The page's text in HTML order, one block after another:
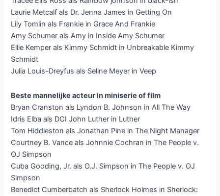
Laurie Metcalf als Dr. Jenna James in Getting On
Lily Tomlin als Frankie in Grace And Frankie
Amy Schumer als Amy in Inside Amy Schumer
Ellie Kemper als Kimmy Schmidt in Unbreakable Kimmy
Schmidt
Julia Louis-Dreyfus als Seline Meyer in Veep
Beste mannelijke acteur in miniserie of film
Bryan Cranston als Lyndon B. Johnson in All The Way
Idris Elba als DCI John Luther in Luther
Tom Hiddleston als Jonathan Pine in The Night Manager
Courtney B. Vance als Johnnie Cochran in The People v.
OJ Simpson
Cuba Gooding, Jr. als O.J. Simpson in The People v. OJ
Simpson
Benedict Cumberbatch als Sherlock Holmes in Sherlock: